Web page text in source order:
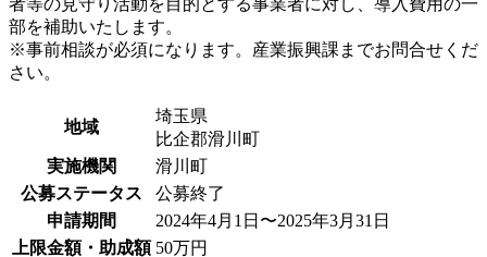
部を補助いたします。
※事前相談が必須になります。産業振興課までお問合せくだ
さい。
地域
埼玉県
比企郡滑川町
実施機関
滑川町
公募ステータス
公募終了
申請期間
2024年4月1日〜2025年3月31日
上限金額・助成額 50万円